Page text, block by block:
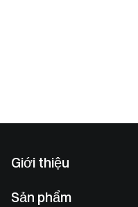
Giới thiệu
Sản phẩm